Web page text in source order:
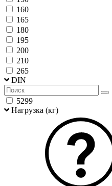
160
165
180
195
200
210
265
DIN
5299
Нагрузка (кг)